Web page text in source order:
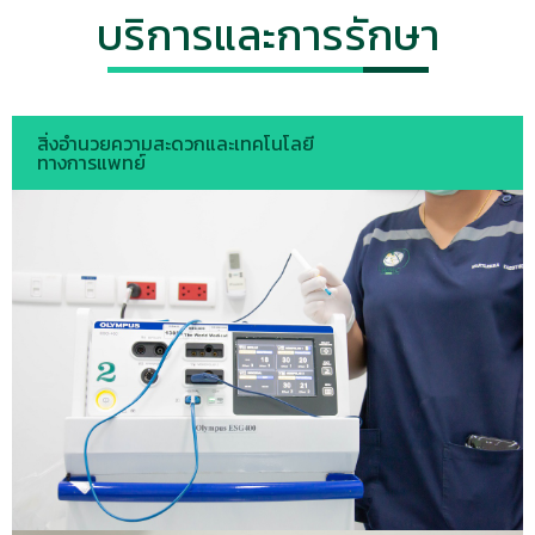
บริการและการรักษา
สิ่งอำนวยความสะดวกและเทคโนโลยี
ทางการแพทย์